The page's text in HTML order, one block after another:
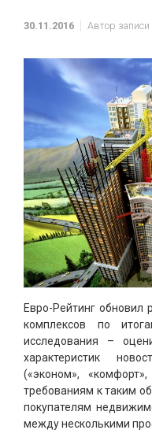
30.11.2016 Автор записи
Евро-Рейтинг обновил
комплексов по
исследования –
характеристик
(«эконом»,
требованиям к таким
покупателям
между несколькими